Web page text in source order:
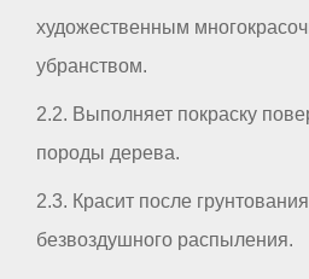
художественным
убранством.
2.2. Выполняет покраску
породы дерева.
2.3. Красит после
безвоздушного распыления.